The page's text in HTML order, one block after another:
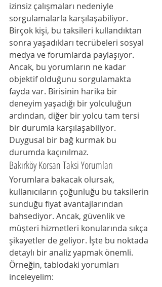
izinsiz çalışmaları nedeniyle
sorgulamalarla karşılaşabiliyor.
Birçok kişi, bu taksileri kullandıktan
sonra yaşadıkları tecrübeleri sosyal
medya ve forumlarda paylaşıyor.
Ancak, bu yorumların ne kadar
objektif olduğunu sorgulamakta
fayda var. Birisinin harika bir
deneyim yaşadığı bir yolculuğun
ardından, diğer bir yolcu tam tersi
bir durumla karşılaşabiliyor.
Duygusal bir bağ kurmak bu
durumda kaçınılmaz.
Bakırköy Korsan Taksi Yorumları
Yorumlara bakacak olursak,
kullanıcıların çoğunluğu bu taksilerin
sunduğu fiyat avantajlarından
bahsediyor. Ancak, güvenlik ve
müşteri hizmetleri konularında sıkça
şikayetler de geliyor. İşte bu noktada
detaylı bir analiz yapmak önemli.
Örneğin, tablodaki yorumları
inceleyelim: